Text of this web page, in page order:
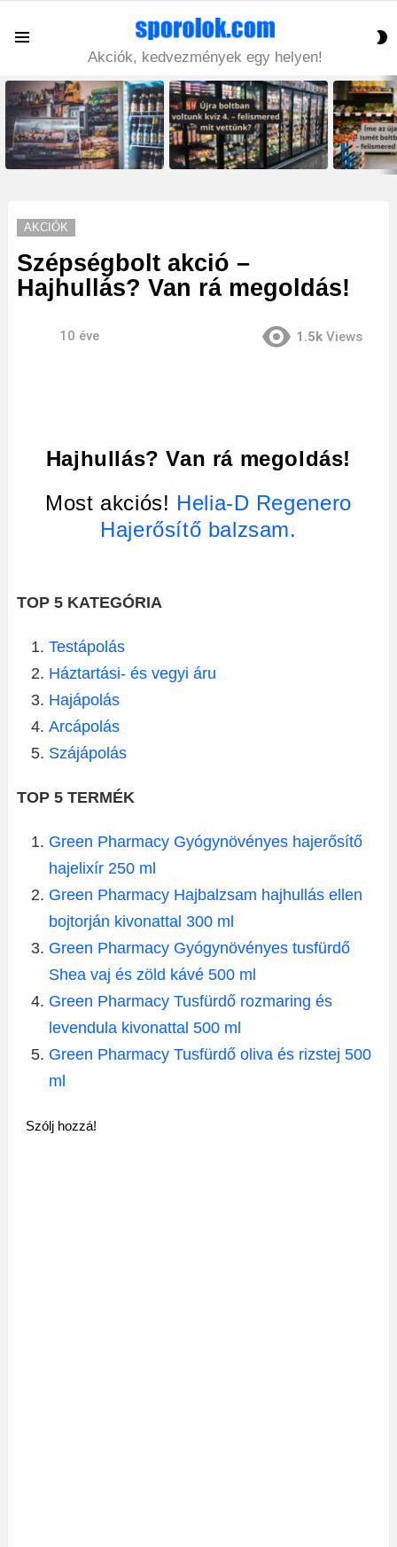
Akciók, kedvezmények egy helyen!
LATEST
STORIES
AKCIÓK
Szépségbolt akció –
Hajhullás? Van rá megoldás!
10 éve 1.5k Views
Hajhullás? Van rá megoldás!
Most akciós! Helia-D Regenero
Hajerősítő balzsam.
TOP 5 KATEGÓRIA
Testápolás
Háztartási- és vegyi áru
Hajápolás
Arcápolás
Szájápolás
TOP 5 TERMÉK
Green Pharmacy Gyógynövényes hajerősítő
hajelixír 250 ml
Green Pharmacy Hajbalzsam hajhullás ellen
bojtorján kivonattal 300 ml
Green Pharmacy Gyógynövényes tusfürdő
Shea vaj és zöld kávé 500 ml
Green Pharmacy Tusfürdő rozmaring és
levendula kivonattal 500 ml
Green Pharmacy Tusfürdő oliva és rizstej 500
ml
Szólj hozzá!